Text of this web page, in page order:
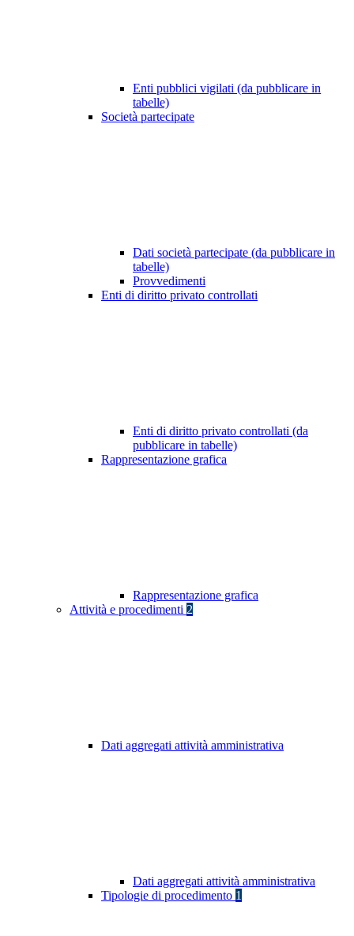
Enti pubblici vigilati (da pubblicare in
tabelle)
Società partecipate
Dati società partecipate (da pubblicare in
tabelle)
Provvedimenti
Enti di diritto privato controllati
Enti di diritto privato controllati (da
pubblicare in tabelle)
Rappresentazione grafica
Rappresentazione grafica
Attività e procedimenti 2
Dati aggregati attività amministrativa
Dati aggregati attività amministrativa
Tipologie di procedimento 1